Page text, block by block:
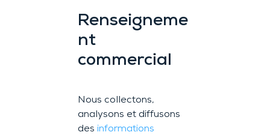
Renseigneme
nt
commercial
Nous collectons,
analysons et diffusons
des informations